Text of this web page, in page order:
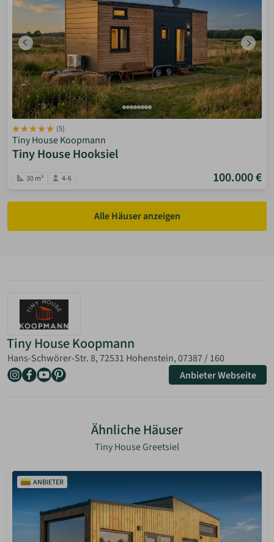
(5)
Tiny House Koopmann
Tiny House Hooksiel
30 m² 4-6 100.000 €
Alle Häuser anzeigen
Tiny House Koopmann
Hans-Schwörer-Str. 8, 72531 Hohenstein,07387 / 160
Anbieter Webseite
Ähnliche Häuser
Tiny House Greetsiel
ANBIETER